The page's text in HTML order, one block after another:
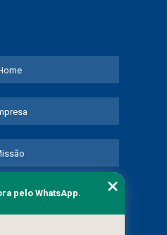
pelo WhatsApp.